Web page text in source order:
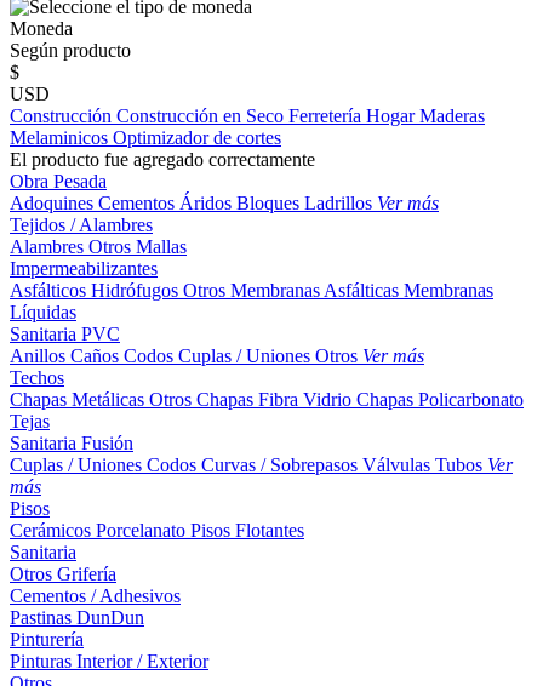
Moneda
Según producto
$
USD
Construcción Construcción en Seco Ferretería HogarMaderas
Melaminicos Optimizador de cortes
El producto fue agregado correctamente
Obra Pesada
Adoquines Cementos Áridos Bloques Ladrillos Ver más
Tejidos / Alambres
Alambres Otros Mallas
Impermeabilizantes
Asfálticos Hidrófugos Otros Membranas Asfálticas Membranas
Líquidas
Sanitaria PVC
Anillos Caños Codos Cuplas / Uniones Otros Ver más
Techos
Chapas Metálicas Otros Chapas Fibra Vidrio Chapas Policarbonato
Tejas
Sanitaria Fusión
Cuplas / Uniones Codos Curvas / Sobrepasos Válvulas Tubos Ver
más
Pisos
Cerámicos Porcelanato Pisos Flotantes
Sanitaria
Otros Grifería
Cementos / Adhesivos
Pastinas DunDun
Pinturería
Pinturas Interior / Exterior